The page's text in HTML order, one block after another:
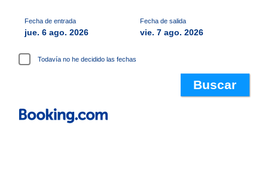
Fecha de entrada
jue. 6 ago. 2026
Fecha de salida
vie. 7 ago. 2026
Todavía no he decidido las fechas